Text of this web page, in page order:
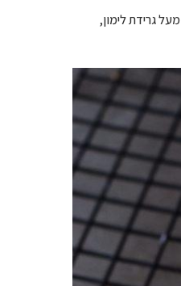
גרידת לימון,